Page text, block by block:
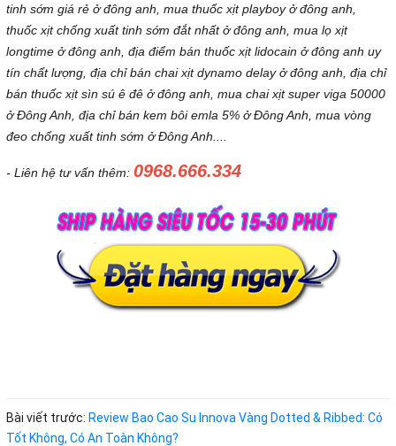
tinh sớm giá rẻ ở đông anh, mua thuốc xịt playboy ở đông anh,
thuốc xịt chống xuất tinh sớm đắt nhất ở đông anh, mua lọ xịt
longtime ở đông anh, địa điểm bán thuốc xịt lidocain ở đông anh uy
tín chất lượng, địa chỉ bán chai xịt dynamo delay ở đông anh, địa chỉ
bán thuốc xịt sìn sú ê đê ở đông anh, mua chai xịt super viga 50000
ở Đông Anh, địa chỉ bán kem bôi emla 5% ở Đông Anh, mua vòng
đeo chống xuất tinh sớm ở Đông Anh....
- Liên hệ tư vấn thêm: 0968.666.334
Bài viết trước: Review Bao Cao Su Innova Vàng Dotted & Ribbed: Có
Tốt Không, Có An Toàn Không?